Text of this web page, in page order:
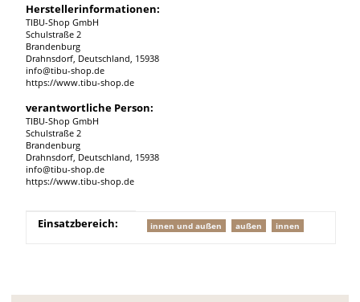
Herstellerinformationen:
TIBU-Shop GmbH
Schulstraße 2
Brandenburg
Drahnsdorf, Deutschland, 15938
info@tibu-shop.de
https://www.tibu-shop.de
verantwortliche Person:
TIBU-Shop GmbH
Schulstraße 2
Brandenburg
Drahnsdorf, Deutschland, 15938
info@tibu-shop.de
https://www.tibu-shop.de
Produkteigenschaft
Wert
Einsatzbereich: innen und außen außen innen